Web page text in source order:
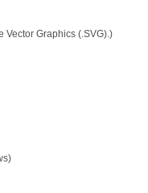
Vector Graphics (.SVG).)